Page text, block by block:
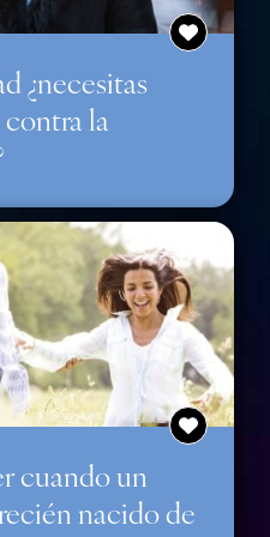
¿necesitas
la
cuando un
nacido de